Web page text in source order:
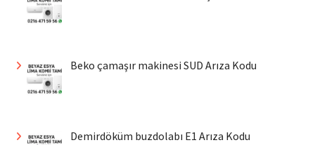
Beko çamaşır makinesi SUD Arıza Kodu
Demirdöküm buzdolabı E1 Arıza Kodu